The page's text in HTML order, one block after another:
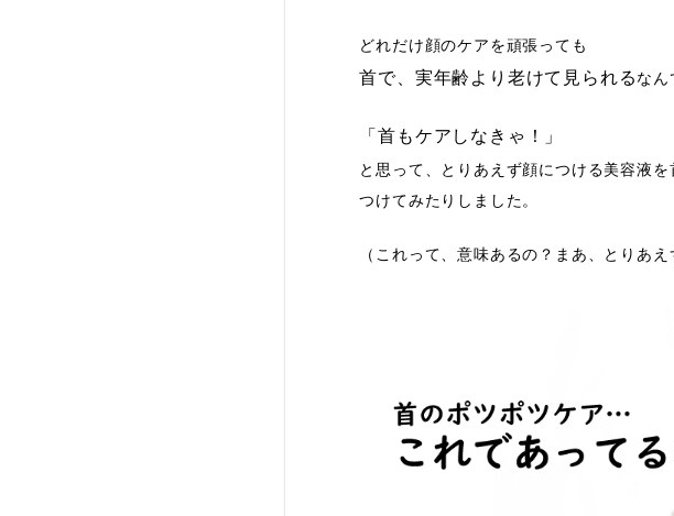
どれだけ顔のケアを頑張っても
首で、実年齢より老けて見られるなん
「首もケアしなきゃ！」
と思って、とりあえず顔につける美容液を
つけてみたりしました。
（これって、意味あるの？まあ、とりあえ